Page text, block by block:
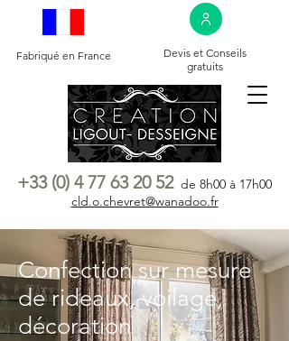
Devis et Conseils
gratuits
+33 (0) 4 77 63 20 52de 8h00 à 17h00
cld.o.chevret@wanadoo.fr
Fabriqué en France
Confection sur mesure
de rideaux, voilage,
décoration